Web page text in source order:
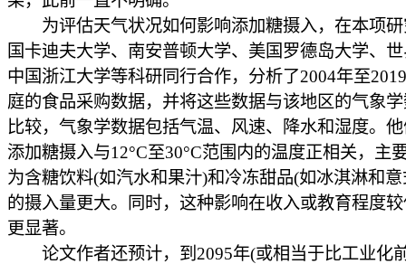
为评估天气状况如何影响添加糖摄入，在本项研
国卡迪夫大学、南安普顿大学、美国罗德岛大学、
中国浙江大学等科研同行合作，分析了2004年至
庭的食品采购数据，并将这些数据与该地区的气象
比较，气象学数据包括气温、风速、降水和湿度。
添加糖摄入与12°C至30°C范围内的温度正相关，主
为含糖饮料(如汽水和果汁)和冷冻甜品(如冰淇淋和
的摄入量更大。同时，这种影响在收入或教育程度
更显著。
论文作者还预计，到2095年(或相当于比工业化